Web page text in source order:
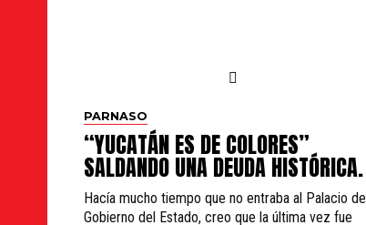
PARNASO
“YUCATÁN ES DE COLORES”
SALDANDO UNA DEUDA HISTÓRICA.
Hacía mucho tiempo que no entraba al Palacio de
Gobierno del Estado, creo que la última vez fue